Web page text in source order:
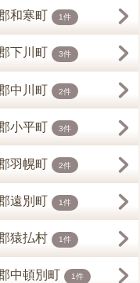
和寒町 1件
下川町 3件
中川町 2件
小平町 3件
羽幌町 2件
遠別町 1件
猿払村 1件
中頓別町 1件